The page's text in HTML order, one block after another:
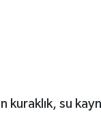
kuraklık, su